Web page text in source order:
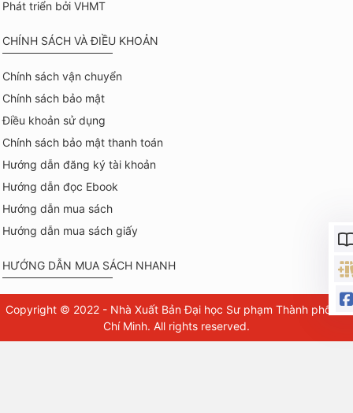
Phát triển bởi VHMT
CHÍNH SÁCH VÀ ĐIỀU KHOẢN
Chính sách vận chuyển
Chính sách bảo mật
Điều khoản sử dụng
Chính sách bảo mật thanh toán
Hướng dẫn đăng ký tài khoản
Hướng dẫn đọc Ebook
Hướng dẫn mua sách
Hướng dẫn mua sách giấy
HƯỚNG DẪN MUA SÁCH NHANH
Copyright © 2022 - Nhà Xuất Bản Đại học Sư phạm Thành phố Hồ
Chí Minh. All rights reserved.